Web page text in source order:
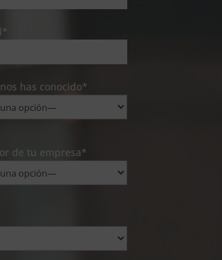
has conocido*
de tu empresa*